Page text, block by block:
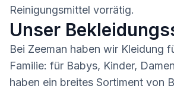
Reinigungsmittel vorrätig.
Unser
Bei Zeeman haben wir Kleidung
Familie: für Babys, Kinder,
haben ein breites Sortiment von